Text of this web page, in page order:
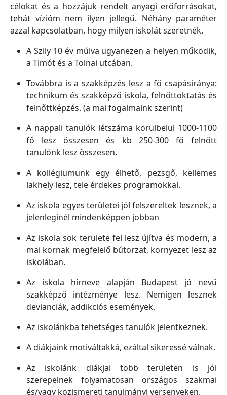
célokat és a hozzájuk rendelt anyagi erőforrásokat,
tehát vízióm nem ilyen jellegű. Néhány paraméter
azzal kapcsolatban, hogy milyen iskolát szeretnék.
A Szily 10 év múlva ugyanezen a helyen működik,
a Timót és a Tolnai utcában.
Továbbra is a szakképzés lesz a fő csapásiránya:
technikum és szakképző iskola, felnőttoktatás és
felnőttképzés. (a mai fogalmaink szerint)
A nappali tanulók létszáma körülbelül 1000-1100
fő lesz összesen és kb 250-300 fő felnőtt
tanulónk lesz összesen.
A kollégiumunk egy élhető, pezsgő, kellemes
lakhely lesz, tele érdekes programokkal.
Az iskola egyes területei jól felszereltek lesznek, a
jelenleginél mindenképpen jobban
Az iskola sok területe fel lesz újítva és modern, a
mai kornak megfelelő bútorzat, környezet lesz az
iskolában.
Az iskola hírneve alapján Budapest jó nevű
szakképző intézménye lesz. Nemigen lesznek
devianciák, addikciós események.
Az iskolánkba tehetséges tanulók jelentkeznek.
A diákjaink motiváltakká, ezáltal sikeressé válnak.
Az iskolánk diákjai több területen is jól
szerepelnek folyamatosan országos szakmai
és/vagy közismereti tanulmányi versenyeken.